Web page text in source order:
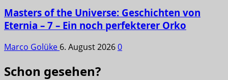
Masters of the Universe: Geschichten von
Eternia – 7 – Ein noch perfekterer Orko
Marco Golüke 6. August 20260
Schon gesehen?